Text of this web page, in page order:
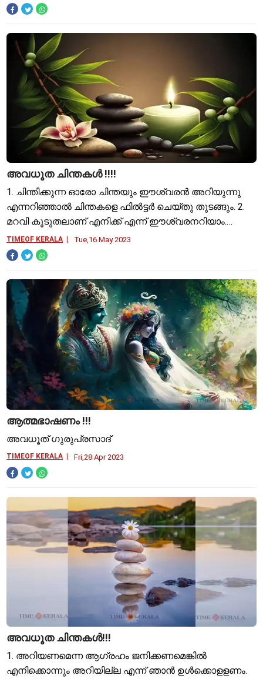
അവധൂത ചിന്തകള്‍ !!!!
1. ചിന്തിക്കുന്ന ഓരോ ചിന്തയും ഈശ്വരന്‍ അറിയുന്നു
എന്നറിഞ്ഞാല്‍ ചിന്തകളെ ഫില്‍ട്ടര്‍ ചെയ്തു തുടങ്ങും. 2.
മറവി കൂടുതലാണ് എനിക്ക് എന്ന് ഈശ്വരനറിയാം.
അതാവാം ശ്വാസോച്ഛ്വാസം ചെയ്യുക എന്ന ജോലി
എന്നെ ഏല്‍പിക
TIMEOF KERALA Tue,16 May 2023
ആത്മഭാഷണം !!!
അവധൂത് ഗുരുപ്രസാദ്
TIMEOF KERALA Fri,28 Apr 2023
അവധൂത ചിന്തകള്‍!!!
1. അറിയണമെന്ന ആഗ്രഹം ജനിക്കണമെങ്കില്‍
എനിക്കൊന്നും അറിയില്ല എന്ന് ഞാന്‍ ഉള്‍ക്കൊളളണം.